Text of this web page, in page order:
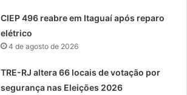
CIEP 496 reabre em Itaguaí após reparo
elétrico
4 de agosto de 2026
TRE-RJ altera 66 locais de votação por
segurança nas Eleições 2026